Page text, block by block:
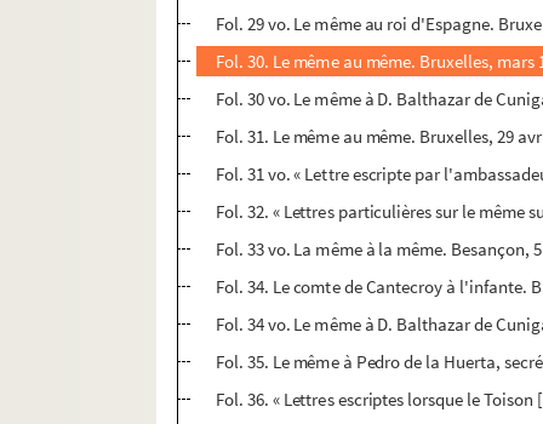
Fol. 29 vo. Le même au roi d'Espagne.
Fol. 30. Le même au même. Bruxelles, mars
Fol. 30 vo. Le même à D. Balthazar de
Fol. 31. Le même au même. Bruxelles, 29
Fol. 31 vo. « Lettre escripte par
Fol. 32. « Lettres particulières sur le
Fol. 33 vo. La même à la même. Besançon,
Fol. 34. Le comte de Cantecroy à l'infante.
Fol. 34 vo. Le même à D. Balthazar de
Fol. 35. Le même à Pedro de la Huerta,
Fol. 36. « Lettres escriptes lorsque le